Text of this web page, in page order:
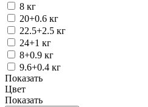
8 кг
20+0.6 кг
22.5+2.5 кг
24+1 кг
8+0.9 кг
9.6+0.4 кг
Показать
Цвет
Показать